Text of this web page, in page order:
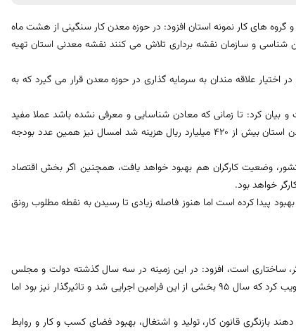
گروه های کار نمونه استان افزود: در حوزه معدن کار سنگینی از هشت ماه
شناسی و سازمان نقشه برداری تلاش می کنند نقشه معدنی استان تهیه
اختیار علاقه مندان به سرمایه گذاری در حوزه معدن قرار می گیرد که به
بیان کرد: تا زمانی که معادن شناسایی و معرفی نشده باشد عملا مفید
نخواهد بود، سال گذشته در اجرای طرح نقشه برداری از معادن استان بیش از 420 میلیارد ریال هزینه شد امسال نیز همین عدد بودجه
کشور، وضعیت کارگران هم بهبود خواهد یافت، همچنین اگر بخش اقتصاد
خواهد بود.
پیدا کرده است اما هنوز فاصله زیادی تا رسیدن به نقطه مطلوب رونق
ساختاری است، افزود: در این زمینه در سه سال گذشته دولت و مجلس
بخش های مربوط به قانون گذاری، رفع موانع تولید و … را تصویب کرد که سال 95 بخشی از این فرامین اجرایی شد و تاثیرگذار نیز بود اما
بازنگری قانون کار، تولید و اشتغال، بهبود فضای کسب و کار و روابط